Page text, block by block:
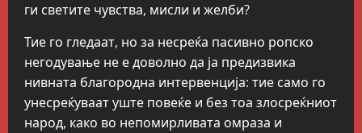
ги светите чувства, мисли и желби?
Тие го гледаат, но за несреќа пасивно ропско
негодување не е доволно да ја предизвика
нивната благородна интервенција: тие само го
унесреќуваат уште повеќе и без тоа злосреќниот
народ, како во непомирливата омраза и